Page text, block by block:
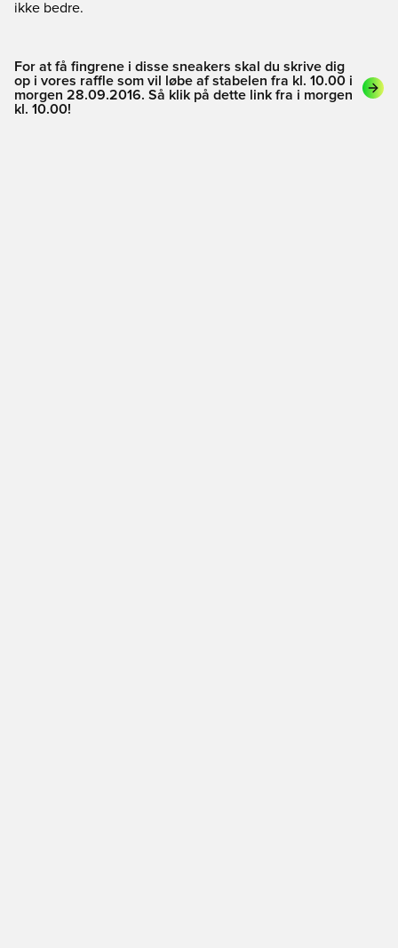
ikke bedre.
For at få fingrene i disse sneakers skal du skrive dig
op i vores raffle som vil løbe af stabelen fra kl. 10.00 i
morgen 28.09.2016. Så klik på dette link fra i morgen
kl. 10.00!